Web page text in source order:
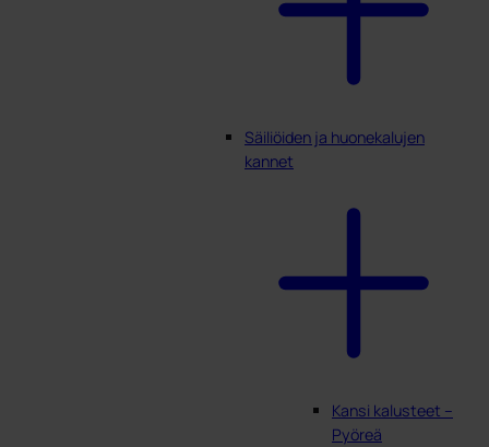
Säiliöiden ja huonekalujen
kannet
Kansi kalusteet –
Pyöreä